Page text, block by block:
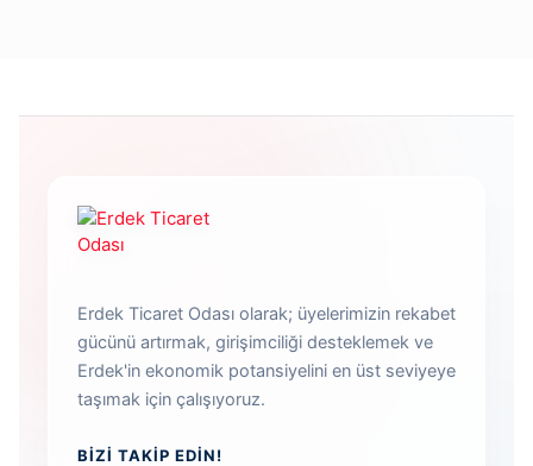
Erdek Ticaret Odası olarak; üyelerimizin rekabet
gücünü artırmak, girişimciliği desteklemek ve
Erdek'in ekonomik potansiyelini en üst seviyeye
taşımak için çalışıyoruz.
BIZI TAKIP EDIN!